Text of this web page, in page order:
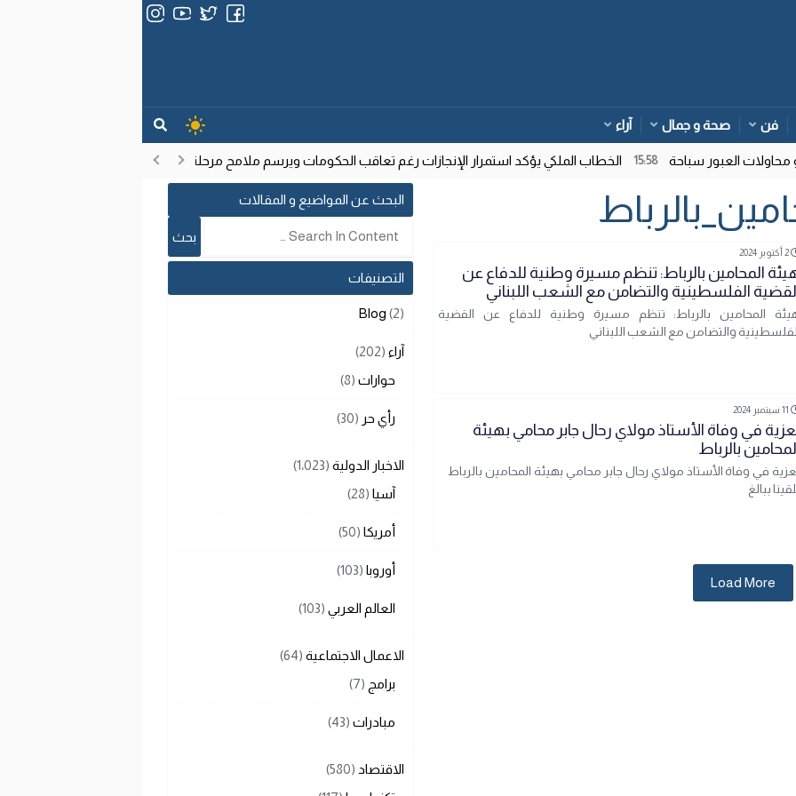
فن صحة و جمال آراء
العبور سباحة 15:58 الخطاب الملكي يؤكد استمرار الإنجازات رغم تعاقب الحكومات ويرسم ملامح مرحلة تنموية جديدة
2 أكتوبر 2024
المحامين بالرباط: تنظم مسيرة وطنية للدفاع عن
الفلسطينية والتضامن مع الشعب اللبناني
المحامين بالرباط: تنظم مسيرة وطنية للدفاع عن القضية
الفلسطينية والتضامن مع الشعب اللبناني
11 سبتمبر 2024
في وفاة الأستاذ مولاي رحال جابر محامي بهيئة
بالرباط
في وفاة الأستاذ مولاي رحال جابر محامي بهيئة المحامين بالرباط
ببالغ
Load More
البحث عن المواضيع و المقالات
التصنيفات
Blog (2)
آراء (202)
حوارات (8)
رأي حر (30)
الاخبار الدولية (1٬023)
آسيا (28)
أمريكا (50)
أوروبا (103)
العالم العربي (103)
الاعمال الاجتماعية (64)
برامج (7)
مبادرات (43)
الاقتصاد (580)